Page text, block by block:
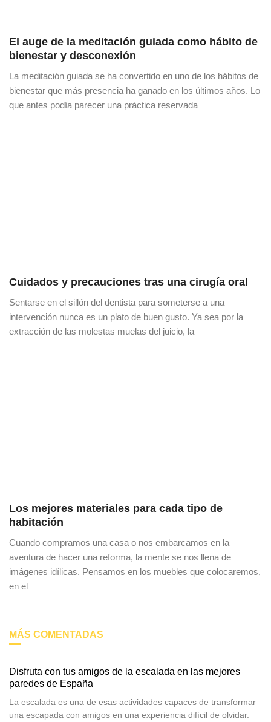
El auge de la meditación guiada como hábito de
bienestar y desconexión
La meditación guiada se ha convertido en uno de los hábitos de
bienestar que más presencia ha ganado en los últimos años. Lo
que antes podía parecer una práctica reservada
Cuidados y precauciones tras una cirugía oral
Sentarse en el sillón del dentista para someterse a una
intervención nunca es un plato de buen gusto. Ya sea por la
extracción de las molestas muelas del juicio, la
Los mejores materiales para cada tipo de
habitación
Cuando compramos una casa o nos embarcamos en la
aventura de hacer una reforma, la mente se nos llena de
imágenes idílicas. Pensamos en los muebles que colocaremos,
en el
MÁS COMENTADAS
Disfruta con tus amigos de la escalada en las mejores
paredes de España
La escalada es una de esas actividades capaces de transformar
una escapada con amigos en una experiencia difícil de olvidar.